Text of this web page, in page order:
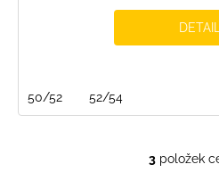
DETAIL
50/52 52/54
O
3položek